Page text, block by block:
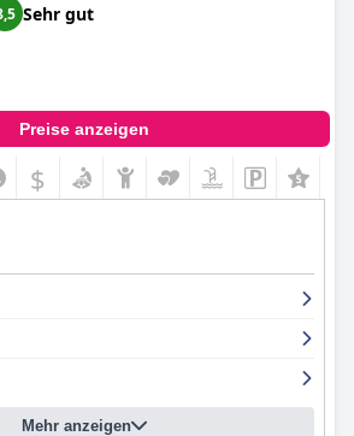
Sehr gut
Preise anzeigen
$
Mehr anzeigen